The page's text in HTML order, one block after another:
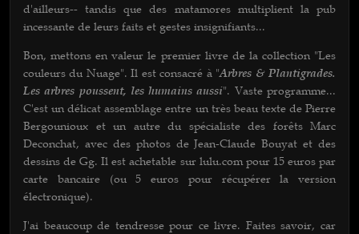
d'ailleurs-- tandis que des matamores multiplient la pub
incessante de leurs faits et gestes insignifiants...
Bon, mettons en valeur le premier livre de la collection "Les
couleurs du Nuage". Il est consacré à "Arbres & Plantigrades.
Les arbres poussent, les humains aussi". Vaste programme...
C'est un délicat assemblage entre un très beau texte de Pierre
Bergounioux et un autre du spécialiste des forêts Marc
Deconchat, avec des photos de Jean-Claude Bouyat et des
dessins de Gg. Il est achetable sur lulu.com pour 15 euros par
carte bancaire (ou 5 euros pour récupérer la version
électronique).
J'ai beaucoup de tendresse pour ce livre. Faites savoir, car